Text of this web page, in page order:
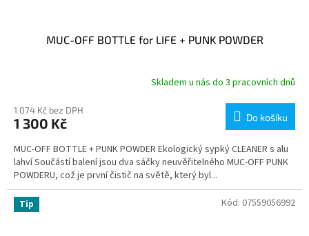
MUC-OFF BOTTLE for LIFE + PUNK POWDER
Skladem u nás do 3 pracovních dnů
1 074 Kč bez DPH
1 300 Kč Do košíku
MUC-OFF BOTTLE + PUNK POWDER Ekologický sypký CLEANER s alu
lahví Součástí balení jsou dva sáčky neuvěřitelného MUC-OFF PUNK
POWDERU, což je první čistič na světě, který byl...
Tip Kód: 07559056992